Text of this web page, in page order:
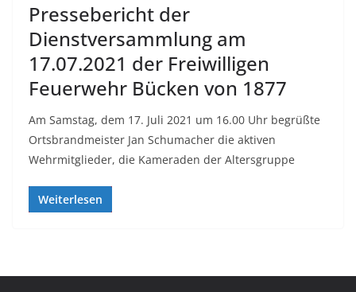
Pressebericht der
Dienstversammlung am
17.07.2021 der Freiwilligen
Feuerwehr Bücken von 1877
Am Samstag, dem 17. Juli 2021 um 16.00 Uhr begrüßte
Ortsbrandmeister Jan Schumacher die aktiven
Wehrmitglieder, die Kameraden der Altersgruppe
Weiterlesen